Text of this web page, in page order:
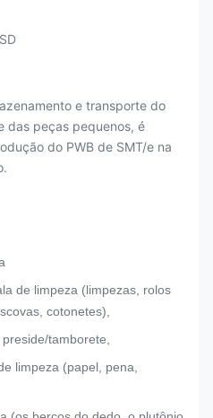
e transporte do
das peças pequenos, é
do PWB de SMT/e na
de limpeza (limpezas, rolos
cotonetes),
tamborete,
limpeza (papel, pena,